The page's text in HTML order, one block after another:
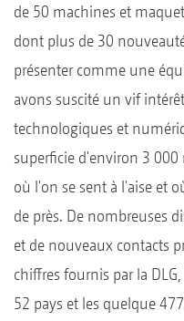
de 50 machines et
dont plus de 30
présenter comme une
avons suscité un vif
technologiques et
superficie d'environ 3 000
où l'on se sent à l'aise et
de près. De nombreuses
et de nouveaux contacts
chiffres fournis par la
52 pays et les quelque